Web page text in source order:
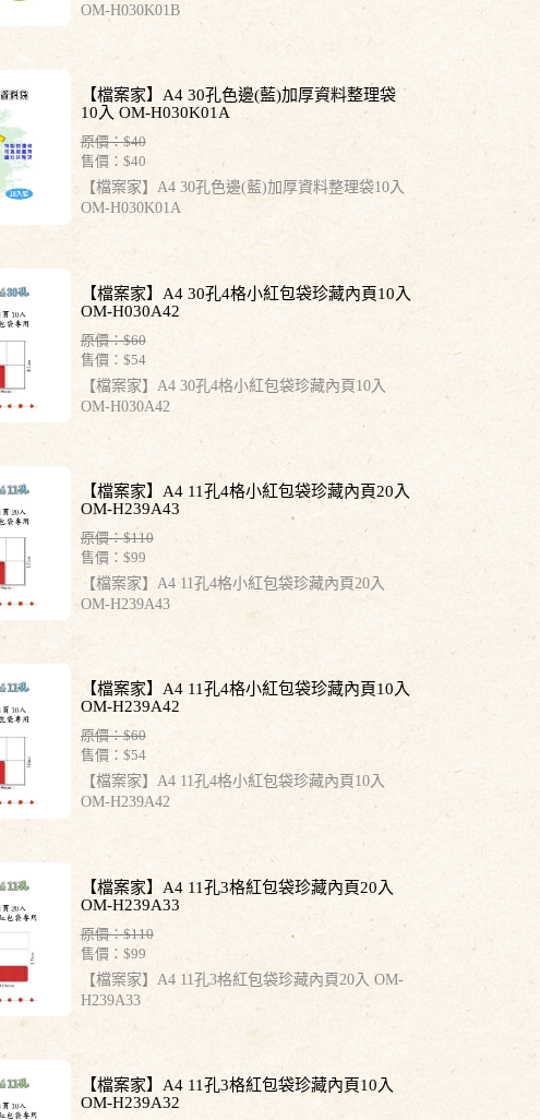
OM-H030K01B
【檔案家】A4 30孔色邊(藍)加厚資料整理袋
10入 OM-H030K01A
原價：$40
售價： $40
【檔案家】A4 30孔色邊(藍)加厚資料整理袋10入
OM-H030K01A
【檔案家】A4 30孔4格小紅包袋珍藏內頁10入
OM-H030A42
原價：$60
售價： $54
【檔案家】A4 30孔4格小紅包袋珍藏內頁10入
OM-H030A42
【檔案家】A4 11孔4格小紅包袋珍藏內頁20入
OM-H239A43
原價：$110
售價： $99
【檔案家】A4 11孔4格小紅包袋珍藏內頁20入
OM-H239A43
【檔案家】A4 11孔4格小紅包袋珍藏內頁10入
OM-H239A42
原價：$60
售價： $54
【檔案家】A4 11孔4格小紅包袋珍藏內頁10入
OM-H239A42
【檔案家】A4 11孔3格紅包袋珍藏內頁20入
OM-H239A33
原價：$110
售價： $99
【檔案家】A4 11孔3格紅包袋珍藏內頁20入 OM-
H239A33
【檔案家】A4 11孔3格紅包袋珍藏內頁10入
OM-H239A32